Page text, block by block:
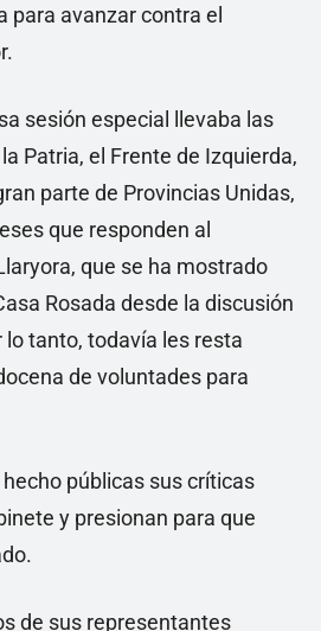
para avanzar contra el
sesión especial llevaba las
Patria, el Frente de Izquierda,
parte de Provincias Unidas,
que responden al
que se ha mostrado
Rosada desde la discusión
lo tanto, todavía les resta
de voluntades para
hecho públicas sus críticas
y presionan para que
de sus representantes